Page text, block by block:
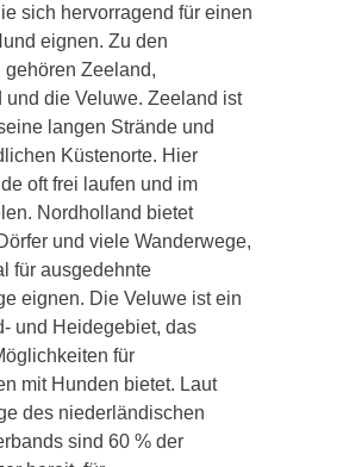
sich hervorragend für einen
eignen. Zu den
gehören Zeeland,
und die Veluwe. Zeeland ist
langen Strände und
Küstenorte. Hier
oft frei laufen und im
Nordholland bietet
und viele Wanderwege,
für ausgedehnte
eignen. Die Veluwe ist ein
und Heidegebiet, das
für
mit Hunden bietet. Laut
des niederländischen
sind 60 % der